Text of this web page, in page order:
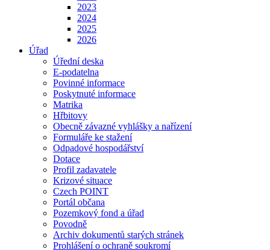
2023
2024
2025
2026
Úřad
Úřední deska
E-podatelna
Povinné informace
Poskytnuté informace
Matrika
Hřbitovy
Obecně závazné vyhlášky a nařízení
Formuláře ke stažení
Odpadové hospodářství
Dotace
Profil zadavatele
Krizové situace
Czech POINT
Portál občana
Pozemkový fond a úřad
Povodně
Archiv dokumentů starých stránek
Prohlášení o ochraně soukromí